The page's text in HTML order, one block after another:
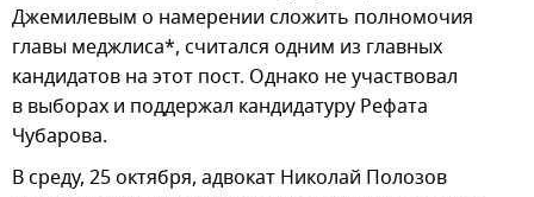
Джемилевым о намерении сложить полномочия
главы меджлиса*, считался одним из главных
кандидатов на этот пост. Однако не участвовал
в выборах и поддержал кандидатуру Рефата
Чубарова.
В среду, 25 октября, адвокат Николай Полозов